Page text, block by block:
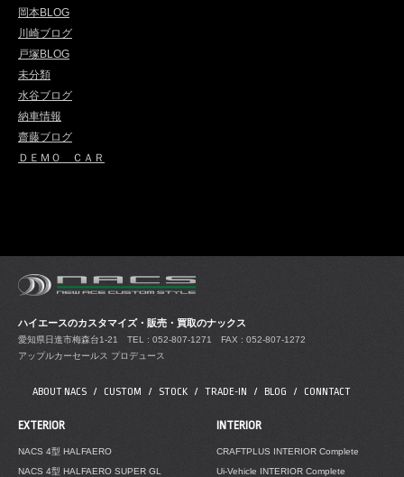
岡本BLOG
川崎ブログ
戸塚BLOG
未分類
水谷ブログ
納車情報
齋藤ブログ
ＤＥＭＯ ＣＡＲ
ハイエースのカスタマイズ・販売・買取のナックス
愛知県日進市梅森台1-21 TEL : 052-807-1271 FAX : 052-807-1272
アップルカーセールス プロデュース
ABOUT NACS CUSTOM STOCK TRADE-IN BLOG CONNTACT
EXTERIOR
NACS 4型 HALFAERO
NACS 4型 HALFAERO SUPER GL
INTERIOR
CRAFTPLUS INTERIOR Complete
Ui-Vehicle INTERIOR Complete